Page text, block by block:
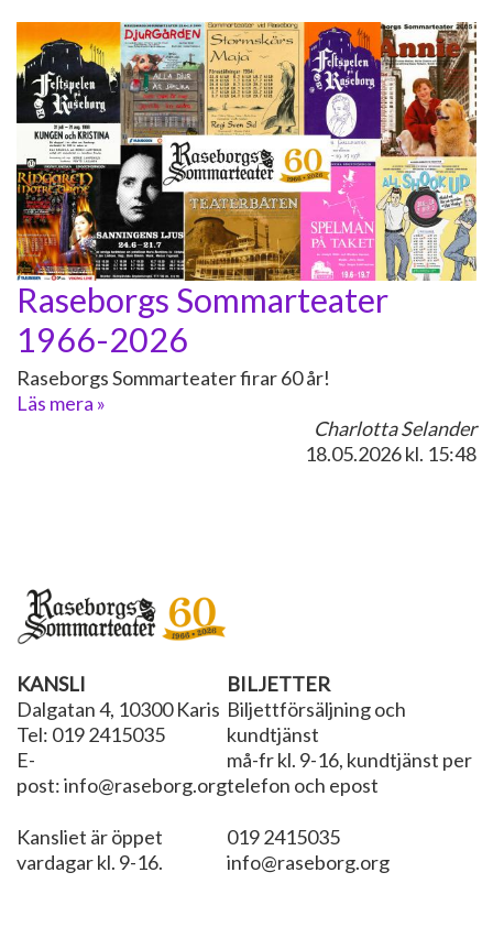
Raseborgs Sommarteater
1966-2026
Raseborgs Sommarteater firar 60 år!
Läs mera »
Charlotta Selander
18.05.2026kl. 15:48
KANSLI
Dalgatan 4, 10300 Karis
Tel: 019 2415035
E-
post: info@raseborg.org
Kansliet är öppet
vardagar kl. 9-16.
BILJETTER
Biljettförsäljning och
kundtjänst
må-fr kl. 9-16, kundtjänst per
telefon och epost
019 2415035
info@raseborg.org